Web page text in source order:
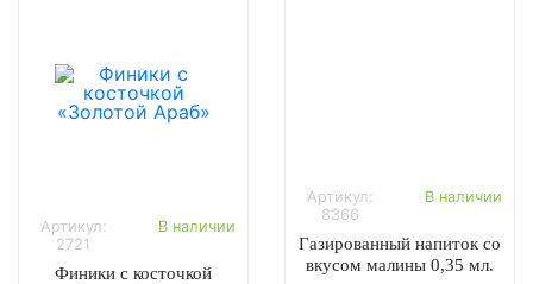
Артикул:
2721
В наличии
Финики с косточкой
Артикул:
8366
В наличии
Газированный напиток со
вкусом малины 0,35 мл.